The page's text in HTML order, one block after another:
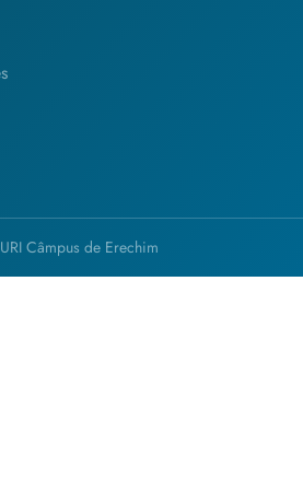
Câmpus de Erechim